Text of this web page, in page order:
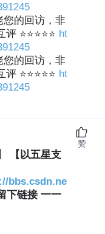
您的回访，非
⭐⭐⭐⭐⭐ ht
您的回访，非
⭐⭐⭐⭐⭐ ht
【以五星支
bbs.csdn.ne
留下链接 一一
赞